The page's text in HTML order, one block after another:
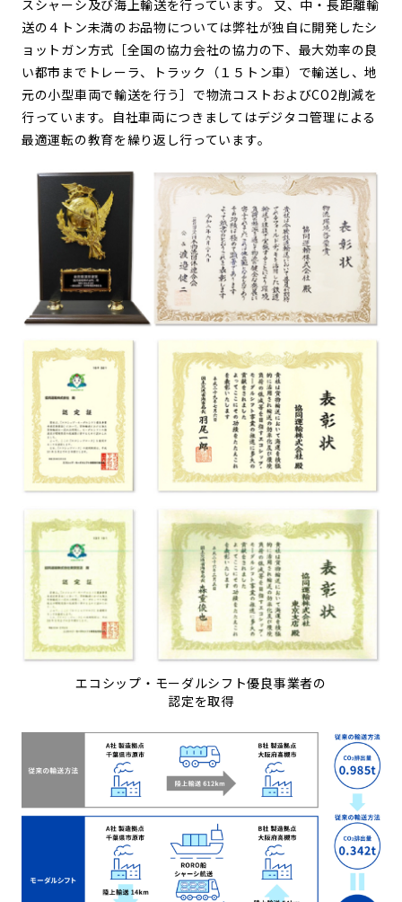
スシャーシ及び海上輸送を行っています。 又、中・長距離輸
送の４トン未満のお品物については弊社が独自に開発したシ
ョットガン方式［全国の協力会社の協力の下、最大効率の良
い都市までトレーラ、トラック（１５トン車）で輸送し、地
元の小型車両で輸送を行う］で物流コストおよびCO2削減を
行っています。自社車両につきましてはデジタコ管理による
最適運転の教育を繰り返し行っています。
エコシップ・モーダルシフト優良事業者の
認定を取得